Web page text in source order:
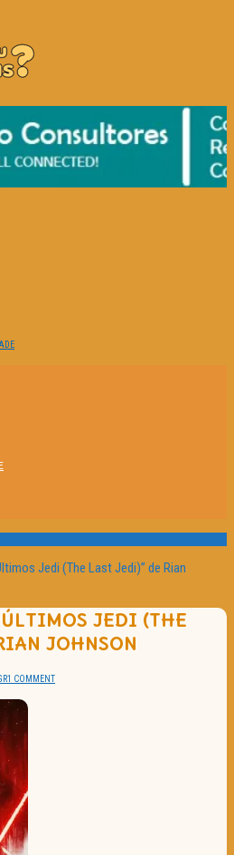
Jedi (The Last Jedi)” de Rian
ÚLTIMOS JEDI (THE
JOHNSON
1 COMMENT